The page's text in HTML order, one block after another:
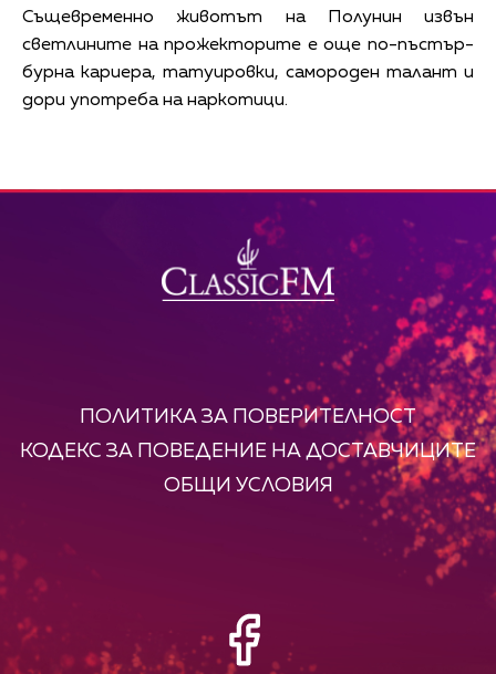
Същевременно животът на Полунин извън
светлините на прожекторите е още по-пъстър-
бурна кариера, татуировки, самороден талант и
дори употреба на наркотици.
ПОЛИТИКА ЗА ПОВЕРИТЕЛНОСТ
КОДЕКС ЗА ПОВЕДЕНИЕ НА ДОСТАВЧИЦИТЕ
ОБЩИ УСЛОВИЯ